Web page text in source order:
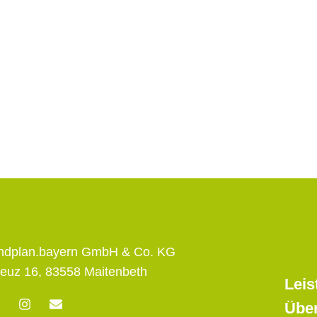
GmbH & Co. KG
16, 83558 Maitenbeth
I
n
E
n